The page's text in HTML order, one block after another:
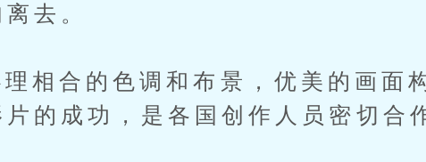
去。
的色调和布景，优美的画面构
的成功，是各国创作人员密切合